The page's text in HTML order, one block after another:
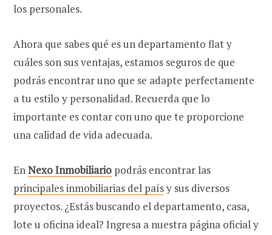
los personales.
Ahora que sabes qué es un departamento flat y
cuáles son sus ventajas, estamos seguros de que
podrás encontrar uno que se adapte perfectamente
a tu estilo y personalidad. Recuerda que lo
importante es contar con uno que te proporcione
una calidad de vida adecuada.
EnNexo Inmobiliario podrás encontrar las
principales inmobiliarias del paísy sus diversos
proyectos. ¿Estás buscando el departamento, casa,
lote u oficina ideal? Ingresa a nuestra página oficial y